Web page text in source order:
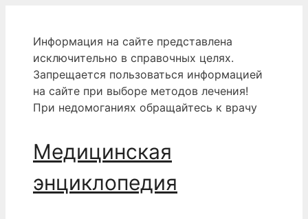
содержимому
Информация на сайте представлена
исключительно в справочных целях.
Запрещается пользоваться информацией
на сайте при выборе методов лечения!
При недомоганиях обращайтесь к врачу
Медицинская
энциклопедия